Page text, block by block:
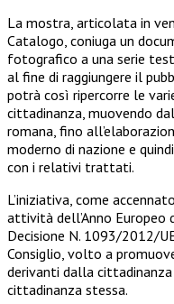
La mostra, articolata in
Catalogo, coniuga un
fotografico a una serie
al fine di raggiungere il
potrà così ripercorre le
cittadinanza, muovendo
romana, fino
moderno di nazione e
con i relativi trattati.
L’iniziativa, come
attività dell’Anno
Decisione N. 1093/2012/
Consiglio, volto a
derivanti dalla
cittadinanza stessa.